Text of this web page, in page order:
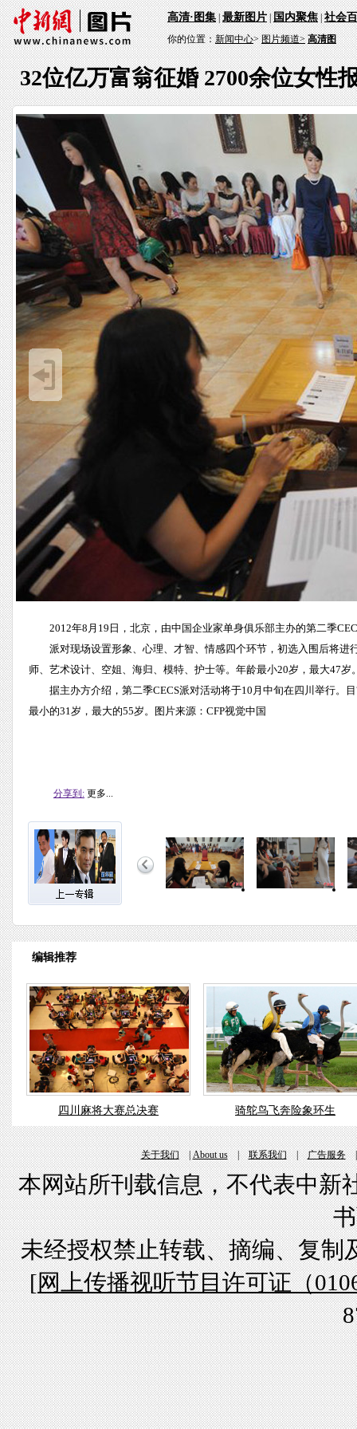
高清·图集|最新图片|国内聚焦|社会
你的位置：新闻中心>图片频道> 高清图
32位亿万富翁征婚 2700余位女性
2012年8月19日，北京，由中国企业家单身俱乐部主办的第二季
派对现场设置形象、心理、才智、情感四个环节，初选入围后将
师、艺术设计、空姐、海归、模特、护士等。年龄最小20岁，最大47岁
据主办方介绍，第二季CECS派对活动将于10月中旬在四川举行。
最小的31岁，最大的55岁。图片来源：CFP视觉中国
分享到: 更多...
编辑推荐
四川麻将大赛总决赛 骑鸵鸟飞奔险象环生
关于我们|About us|联系我们|广告服务
本网站所刊载信息，不代表中新
未经授权禁止转载、摘编、复制
[网上传播视听节目许可证（